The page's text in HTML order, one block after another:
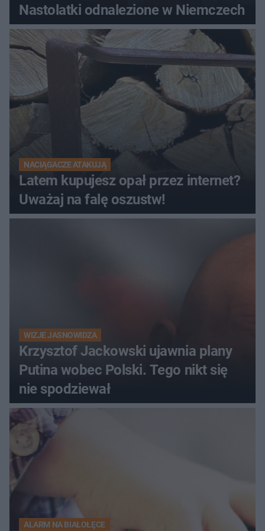
Nastolatki odnalezione w Niemczech
NACIĄGACZE ATAKUJĄ
Latem kupujesz opał przez internet?
Uważaj na falę oszustw!
WIZJE JASNOWIDZA
Krzysztof Jackowski ujawnia plany
Putina wobec Polski. Tego nikt się
nie spodziewał
ALARM NA BIAŁOŁĘCE